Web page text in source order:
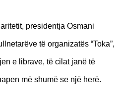
presidentja Osmani
të organizatës “Toka”,
e librave, të cilat janë të
më shumë se një herë.